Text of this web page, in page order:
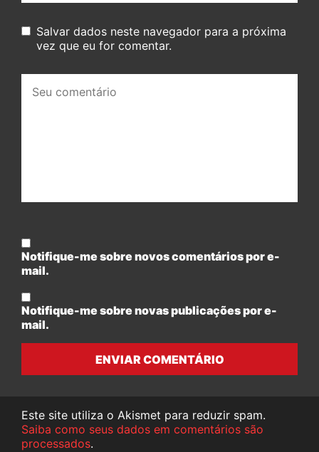
Salvar dados neste navegador para a próxima
vez que eu for comentar.
comentário:
Notifique-me sobre novos comentários por e-
mail.
Notifique-me sobre novas publicações por e-
mail.
ENVIAR COMENTÁRIO
Este site utiliza o Akismet para reduzir spam.
Saiba como seus dados em comentários são
processados.